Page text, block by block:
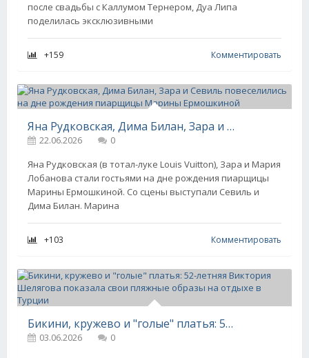
после свадьбы с Каллумом Тернером, Дуа Липа
поделилась эксклюзивными
+159 Комментировать
Яна Рудковская, Дима Билан, Зара и Севиль повеселились на дне рождения пиарщицы Марины Ермошкиной
22.06.2026
0
Яна Рудковская (в тотал-луке Louis Vuitton), Зара и Мария
Лобанова стали гостьями на дне рождения пиарщицы
Марины Ермошкиной. Со сцены выступали Севиль и
Дима Билан. Марина
+103 Комментировать
Бикини, кружево и "голые" платья: 52-летняя Виктория Шелягова показала свои пляжные образы на отдыхе в Турции
03.06.2026
0